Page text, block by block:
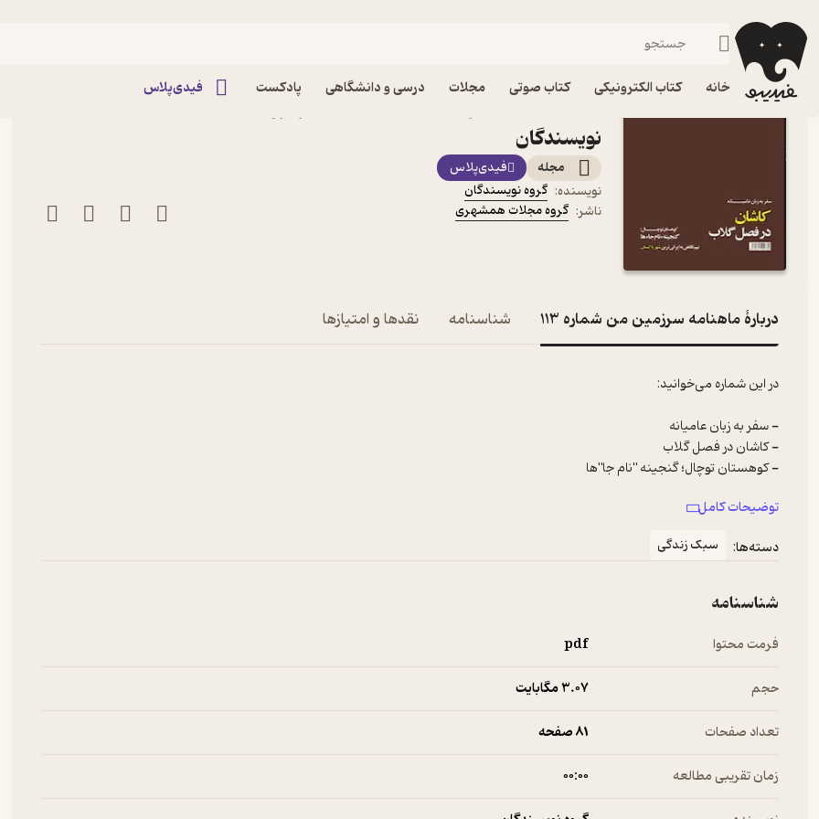
خانه کتاب الکترونیکی کتاب صوتی مجلات درسی و دانشگاهی پادکست فیدی‌پلاس
فیدیبو مجله و نشریه
نویسندگان
مجله
فیدی‌پلاس
نویسنده: گروه نویسندگان
ناشر: گروه مجلات همشهری
دربارۀ ماهنامه سرزمین من شماره 113 شناسنامه نقدها و امتیازها
توضیحات کامل
دسته‌ها:
سبک زندگی
شناسنامه
فرمت محتوا pdf
حجم 3.۰۷ مگابایت
تعداد صفحات 81 صفحه
زمان تقریبی مطالعه ۰۰:۰۰